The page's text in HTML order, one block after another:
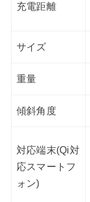
充電距離
サイズ
重量
傾斜角度
対応端末(Qi対
応スマートフ
ォン)